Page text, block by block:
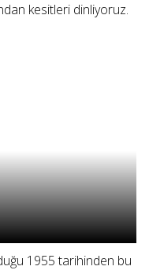
kesitleri dinliyoruz.
1955 tarihinden bu